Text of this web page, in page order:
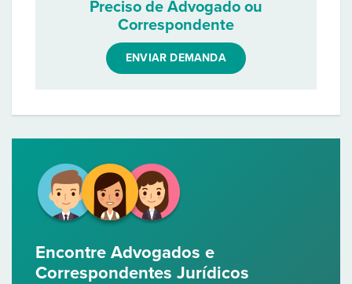
Preciso de Advogado ou
Correspondente
ENVIAR DEMANDA
Encontre Advogados e
Correspondentes Jurídicos